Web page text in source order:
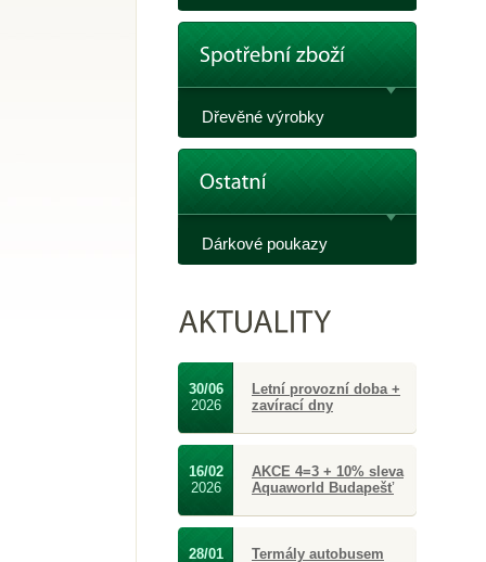
Dřevěné výrobky
Dárkové poukazy
30/06
2026
Letní provozní doba +
zavírací dny
16/02
2026
AKCE 4=3 + 10% sleva
Aquaworld Budapešť
28/01 Termály autobusem